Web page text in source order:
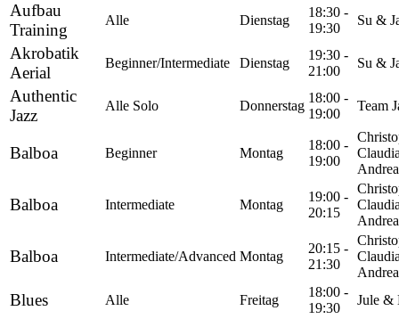
Aufbau
Training
Alle Dienstag
18:30 -
19:30
Su &
Akrobatik
Aerial
Beginner/Intermediate Dienstag
19:30 -
21:00
Su &
Authentic
Jazz
Alle Solo Donnerstag
18:00 -
19:00
Team
Balboa Beginner Montag
18:00 -
19:00
Andrea
Balboa Intermediate Montag
19:00 -
20:15
Andrea
Balboa Intermediate/Advanced Montag
20:15 -
21:30
Andrea
Blues Alle Freitag
18:00 -
19:30
Jule &